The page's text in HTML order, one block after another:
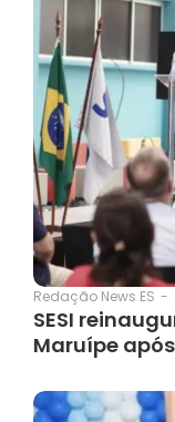
Redação News ES -
SESI
Maruípe